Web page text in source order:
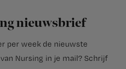
nieuwsbrief
per week de nieuwste
Nursing in je mail? Schrijf